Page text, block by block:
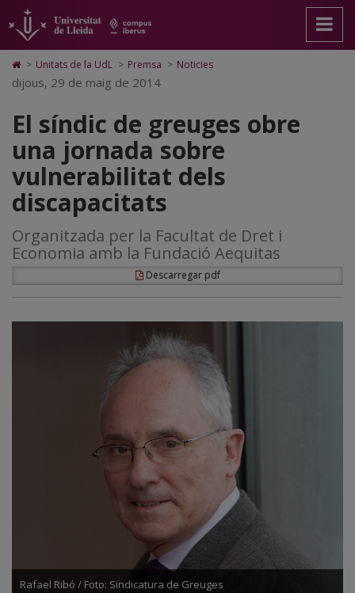
síndic
de
greuges
obre
una
jornada
sobre
vulnerabilitat
dels
discapacitats
pàgina
principal.
Universitat
Lleida
contingut
principal
Mapa
Web.
Universitat
Cerca
Accessibilitat.
Universitat
Lleida
Icono
de
Home
ir
a
la
página
de
inicio
> Unitats de la UdL > Premsa > Noticies
dijous, 29 de maig de 2014
El síndic de greuges obre
una jornada sobre
vulnerabilitat dels
discapacitats
Organitzada per la Facultat de Dret i
Economia amb la Fundació Aequitas
Descarregar pdf
Rafael Ribó / Foto: Sindicatura de Greuges